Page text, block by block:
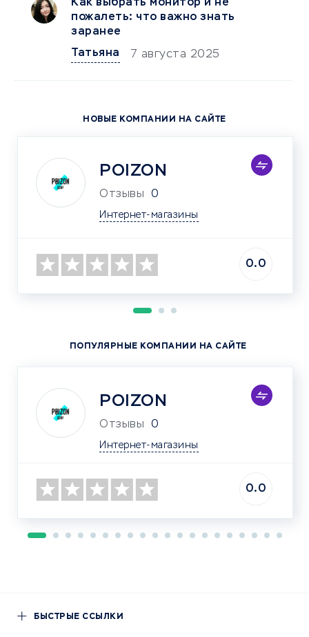
Как выбрать монитор и не
пожалеть: что важно знать
заранее
Татьяна
7 августа 2025
НОВЫЕ КОМПАНИИ НА САЙТЕ
POIZON
Отзывы 0
Интернет-магазины
0.0
ПОПУЛЯРНЫЕ КОМПАНИИ НА САЙТЕ
POIZON
Отзывы 0
Интернет-магазины
0.0
БЫСТРЫЕ ССЫЛКИ